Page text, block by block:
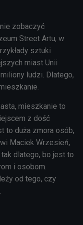
zobaczyć
Street Artu, w
sztuki
miast Unii
ludzi. Dlatego,
mieszkanie to
z dość
to duża zmora osób,
Maciek Wrzesień,
dlatego, bo jest to
i osobom.
od tego, czy